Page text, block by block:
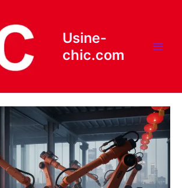
Usine-
chic.com